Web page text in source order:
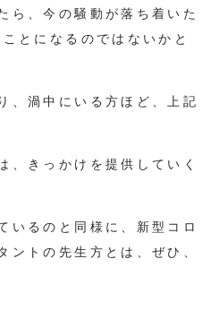
ら、今の騒動が落ち着いた
とになるのではないかと
、渦中にいる方ほど、上記
、きっかけを提供していく
いるのと同様に、新型コロ
ントの先生方とは、ぜひ、